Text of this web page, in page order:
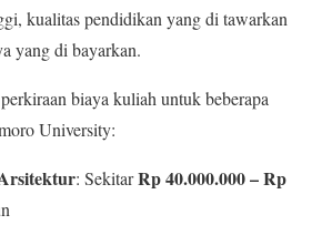
kualitas pendidikan yang di tawarkan
yang di bayarkan.
biaya kuliah untuk beberapa
University:
: SekitarRp 40.000.000 – Rp